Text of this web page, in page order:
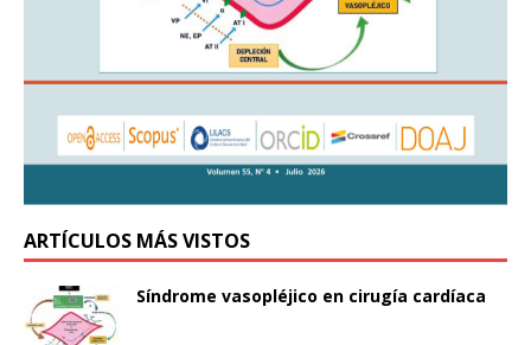
ARTÍCULOS MÁS VISTOS
Síndrome vasopléjico en cirugía cardíaca